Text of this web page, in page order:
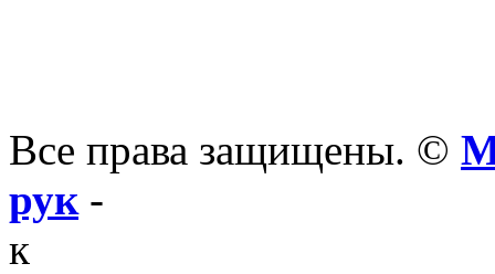
Все права защищены. ©
рук-
к